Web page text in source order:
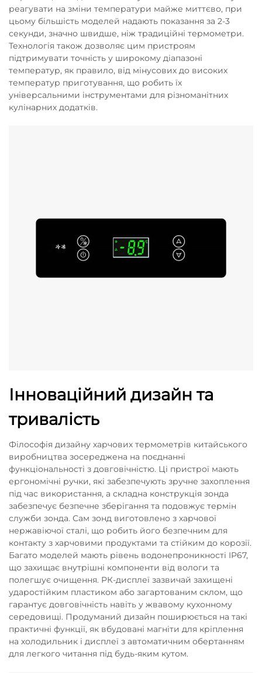
реагувати на зміни температури майже миттєво, при
цьому більшість моделей надають показання за 2-3
секунди, значно швидше, ніж традиційні термометри.
Технологія також дозволяє цим пристроям
підтримувати точність у широкому діапазоні
температур, як правило, від мінусових до високих
температур приготування, що робить їх
універсальними інструментами для різноманітних
кулінарних додатків.
Інноваційний дизайн та
тривалість
Філософія дизайну харчових термометрів китайського
виробництва зосереджена на поєднанні
функціональності з довговічністю. Ці пристрої мають
ергономічні ручки, які забезпечують зручне захоплення
під час використання, а складна конструкція зонда
забезпечує безпечне зберігання та подовжує термін
служби зонда. Сам зонд виготовлено з харчової
нержавіючої сталі, що робить його безпечним для
контакту з харчовими продуктами та стійким до корозії.
Багато моделей мають рівень водонепроникності IP67,
що захищає внутрішні компоненти від вологи та
полегшує очищення. РК-дисплеї зазвичай захищені
ударостійким пластиком або загартованим склом, що
гарантує довговічність навіть у жвавому кухонному
середовищі. Продуманий дизайн поширюється на такі
практичні функції, як вбудовані магніти для кріплення
на холодильник і дисплеї з автоматичним обертанням
для легкого читання під будь-яким кутом.